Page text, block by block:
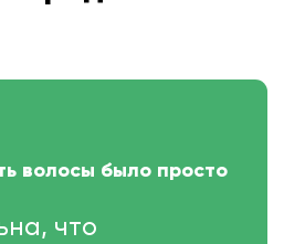
волосы было просто
что